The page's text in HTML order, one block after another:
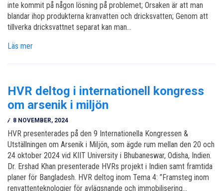
inte kommit på någon lösning på problemet; Orsaken är att man
blandar ihop produkterna kranvatten och dricksvatten; Genom att
tillverka dricksvattnet separat kan man…
Läs mer
HVR deltog i internationell kongress
om arsenik i miljön
8 NOVEMBER, 2024
HVR presenterades på den 9 Internationella Kongressen &
Utställningen om Arsenik i Miljön, som ägde rum mellan den 20 och
24 oktober 2024 vid KIIT University i Bhubaneswar, Odisha, Indien.
Dr. Ershad Khan presenterade HVRs projekt i Indien samt framtida
planer för Bangladesh. HVR deltog inom Tema 4: ”Framsteg inom
renvattenteknologier för avlägsnande och immobilisering…